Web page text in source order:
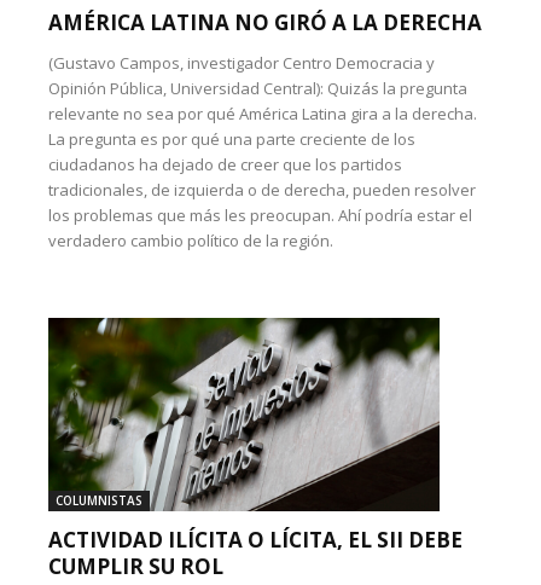
AMÉRICA LATINA NO GIRÓ A LA DERECHA
(Gustavo Campos, investigador Centro Democracia y
Opinión Pública, Universidad Central): Quizás la pregunta
relevante no sea por qué América Latina gira a la derecha.
La pregunta es por qué una parte creciente de los
ciudadanos ha dejado de creer que los partidos
tradicionales, de izquierda o de derecha, pueden resolver
los problemas que más les preocupan. Ahí podría estar el
verdadero cambio político de la región.
COLUMNISTAS
ACTIVIDAD ILÍCITA O LÍCITA, EL SII DEBE
CUMPLIR SU ROL